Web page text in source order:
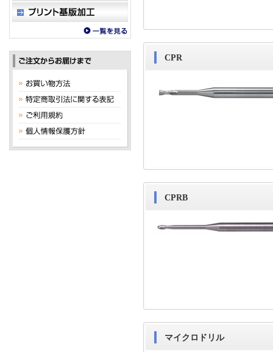
CPR
CPRB
マイクロドリル